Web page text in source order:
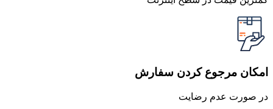
امکان مرجوع کردن سفارش
در صورت عدم رضایت